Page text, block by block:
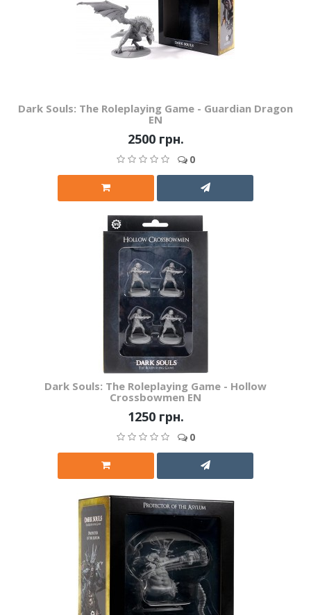
Dark Souls: The Roleplaying Game - Guardian Dragon
EN
2500 грн.
0
Dark Souls: The Roleplaying Game - Hollow
Crossbowmen EN
1250 грн.
0